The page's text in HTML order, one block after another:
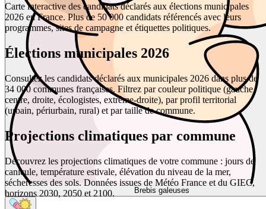
Brebis galeuses
Carte interactive des candidats déclarés aux élections municipales
2026 en France. Plus de 50 000 candidats référencés avec leurs
programmes, sites de campagne et étiquettes politiques.
Élections municipales 2026
Consultez les candidats déclarés aux municipales 2026 dans plus de
34 000 communes françaises. Filtrez par couleur politique (gauche,
centre, droite, écologistes, extrême-droite), par profil territorial
(urbain, périurbain, rural) et par taille de commune.
Projections climatiques par commune
Découvrez les projections climatiques de votre commune : jours de
canicule, température estivale, élévation du niveau de la mer,
sécheresses des sols. Données issues de Météo France et du GIEC,
horizons 2030, 2050 et 2100.